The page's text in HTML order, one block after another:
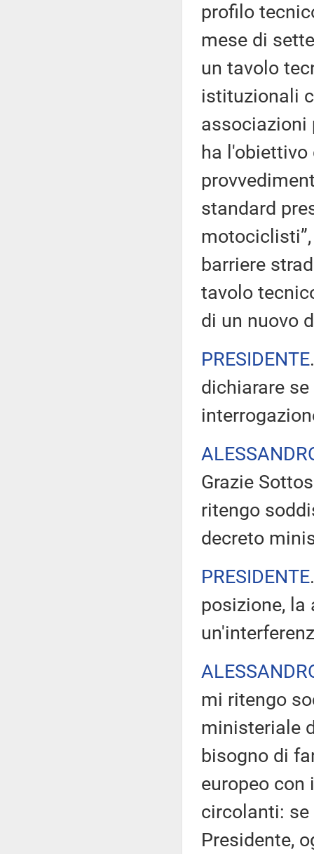
profilo
mese di
un tavolo
istituzionali
associazioni
ha l'obiettivo
standard
barriere
tavolo
di un nuovo
PRESIDENTE
dichiarare
Grazie
ritengo
decreto
PRESIDENTE
posizione, la
mi ritengo
ministeriale
bisogno di
europeo
circolanti: se
Presidente,